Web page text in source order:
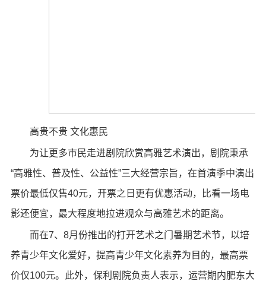
高贵不贵 文化惠民
为让更多市民走进剧院欣赏高雅艺术演出，剧院秉承
“高雅性、普及性、公益性”三大经营宗旨，在首演季中演出
票价最低仅售40元，开票之日更有优惠活动，比看一场电
影还便宜，最大程度地拉进观众与高雅艺术的距离。
而在7、8月份推出的打开艺术之门暑期艺术节，以培
养青少年文化爱好，提高青少年文化素养为目的，最高票
价仅100元。此外，保利剧院负责人表示，运营期内肥东大